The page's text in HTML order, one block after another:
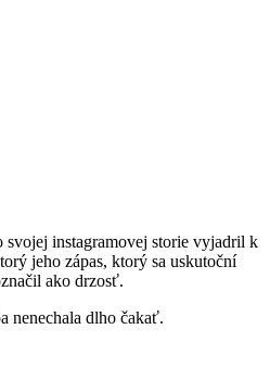
instagramovej storie vyjadril k
jeho zápas, ktorý sa uskutoční
ako drzosť.
nenechala dlho čakať.